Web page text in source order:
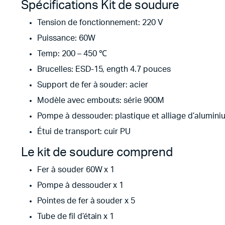
Spécifications Kit de soudure
Tension de fonctionnement: 220 V
Puissance: 60W
Temp: 200 – 450 ℃
Brucelles: ESD-15, ength 4.7 pouces
Support de fer à souder: acier
Modèle avec embouts: série 900M
Pompe à dessouder: plastique et alliage
Étui de transport: cuir PU
Le kit de soudure comprend
Fer à souder 60W x 1
Pompe à dessouder x 1
Pointes de fer à souder x 5
Tube de fil d’étain x 1